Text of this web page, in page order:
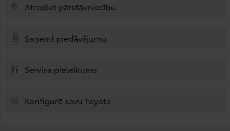
Atrodiet pārstāvniecību
Saņemt piedāvājumu
Servisa pieteikums
Konfigurē savu Toyota